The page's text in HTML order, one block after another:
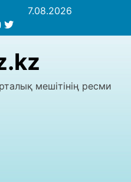
7.08.2026
мешітінің ресми